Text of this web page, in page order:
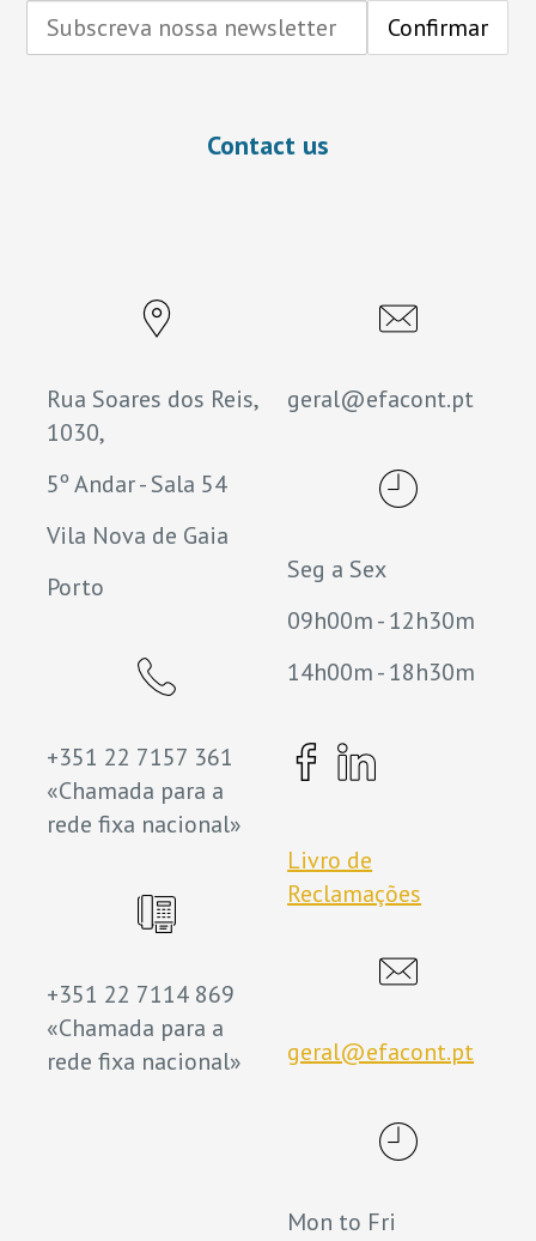
Contact us
Rua Soares dos Reis,
1030,
5º Andar - Sala 54
Vila Nova de Gaia
Porto
+351 22 7157 361
«Chamada para a
rede fixa nacional»
+351 22 7114 869
«Chamada para a
rede fixa nacional»
geral@efacont.pt
Seg a Sex
09h00m - 12h30m
14h00m - 18h30m
Livro de
Reclamações
geral@efacont.pt
Mon to Fri